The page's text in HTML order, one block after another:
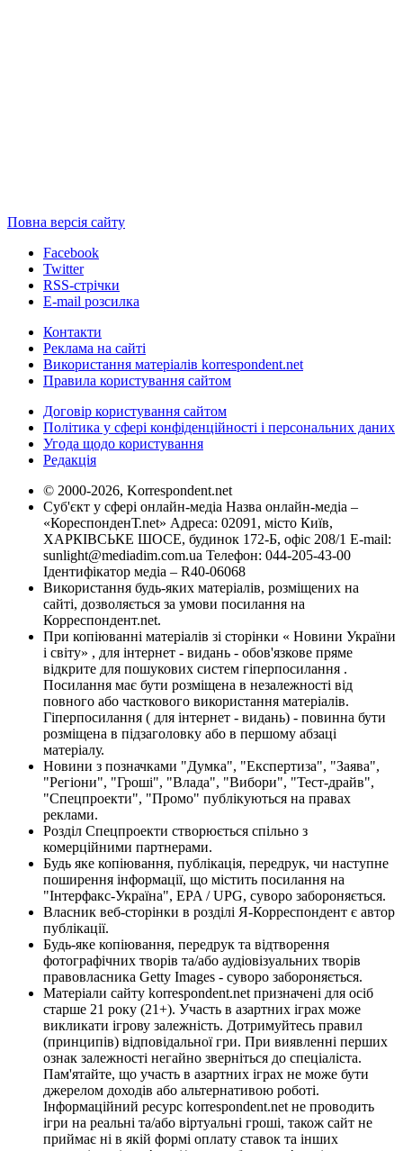
Повна версія сайту
Facebook
Twitter
RSS-стрічки
E-mail розсилка
Контакти
Реклама на сайті
Використання матеріалів korrespondent.net
Правила користування сайтом
Договір користування сайтом
Політика у сфері конфіденційності і персональних даних
Угода щодо користування
Редакція
© 2000-2026, Korrespondent.net
Суб'єкт у сфері онлайн-медіа Назва онлайн-медіа –
«КореспонденТ.net» Адреса: 02091, місто Київ,
ХАРКІВСЬКЕ ШОСЕ, будинок 172-Б, офіс 208/1 E-mail:
sunlight@mediadim.com.ua Телефон: 044-205-43-00
Ідентифікатор медіа – R40-06068
Використання будь-яких матеріалів, розміщених на
сайті, дозволяється за умови посилання на
Корреспондент.net.
При копіюванні матеріалів зі сторінки « Новини України
і світу» , для інтернет - видань - обов'язкове пряме
відкрите для пошукових систем гіперпосилання .
Посилання має бути розміщена в незалежності від
повного або часткового використання матеріалів.
Гіперпосилання ( для інтернет - видань) - повинна бути
розміщена в підзаголовку або в першому абзаці
матеріалу.
Новини з позначками "Думка", "Експертиза", "Заява",
"Регіони", "Гроші", "Влада", "Вибори", "Тест-драйв",
"Спецпроекти", "Промо" публікуються на правах
реклами.
Розділ Спецпроекти створюється спільно з
комерційними партнерами.
Будь яке копіювання, публікація, передрук, чи наступне
поширення інформації, що містить посилання на
"Інтерфакс-Україна", EPA / UPG, суворо забороняється.
Власник веб-сторінки в розділі Я-Корреспондент є автор
публікації.
Будь-яке копіювання, передрук та відтворення
фотографічних творів та/або аудіовізуальних творів
правовласника Getty Images - суворо забороняється.
Матеріали сайту korrespondent.net призначені для осіб
старше 21 року (21+). Участь в азартних іграх може
викликати ігрову залежність. Дотримуйтесь правил
(принципів) відповідальної гри. При виявленні перших
ознак залежності негайно зверніться до спеціаліста.
Пам'ятайте, що участь в азартних іграх не може бути
джерелом доходів або альтернативою роботі.
Інформаційний ресурс korrespondent.net не проводить
ігри на реальні та/або віртуальні гроші, також сайт не
приймає ні в якій формі оплату ставок та інших